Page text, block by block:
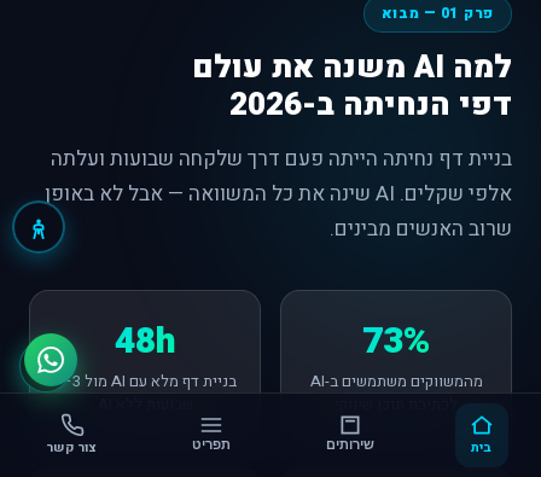
בית שירותים תפריט צור קשר
פרק 01 — מבוא
למה AI משנה את עולם
דפי הנחיתה ב-2026
בניית דף נחיתה הייתה פעם דרך שלקחה שבועות ועלתה
אלפי שקלים. AI שינה את כל המשוואה — אבל לא באופן
שרוב האנשים מבינים.
73%
מהמשווקים משתמשים ב-AI
48h
בניית דף מלא עם AI מול 3–4